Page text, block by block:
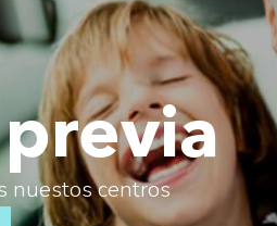
nuestos centros